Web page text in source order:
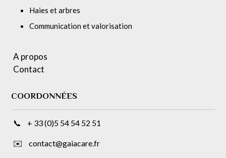
Haies et arbres
Communication et valorisation
A propos
Contact
COORDONNÉES
📞 + 33 (0)5 54 54 52 51
✉️ contact@gaiacare.fr